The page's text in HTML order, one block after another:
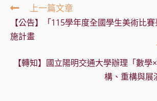
Read
more
articles
上一篇文章
【公告】「115學年度全國學生美術比
施計畫
【轉知】國立陽明交通大學辦理「數學
構、重構與展